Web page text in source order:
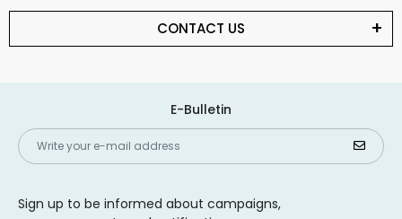
CONTACT US
E-Bulletin
Sign up to be informed about campaigns,